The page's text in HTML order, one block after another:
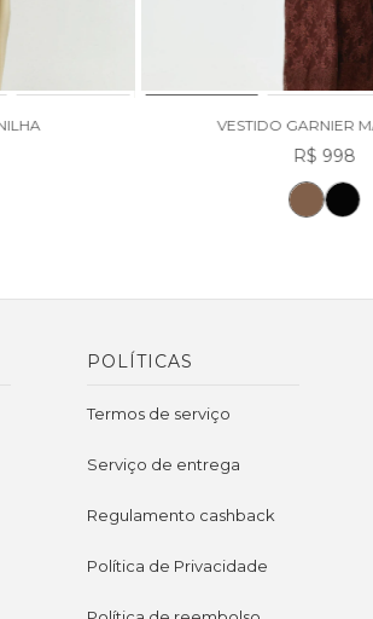
VESTIDO GARNIER
R$ 998
POLÍTICAS
Termos de serviço
Serviço de entrega
Regulamento cashback
Política de Privacidade